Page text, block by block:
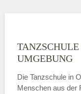
UMGEBUNG
Die Tanzschule in
Menschen aus der